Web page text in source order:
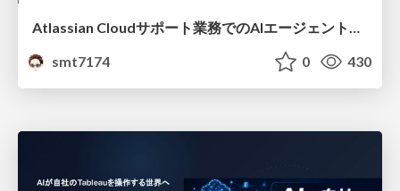
Atlassian Cloudサポート業務でのAIエージェント活用事例
smt7174
0 430